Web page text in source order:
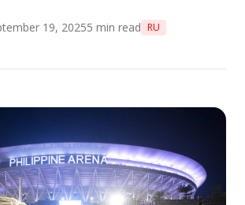
19, 20255 min read RU